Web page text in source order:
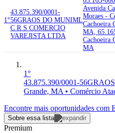
1°
43.875.390/0001-
56GRAOS DO MUNIML
C R S COMERCIO
VAREJISTA LTDA
Avenida
Moraes -
Cachoeira
MA,
Cachoeira
MA
1°
43.875.390/0001-56
Grande, MA • Comércio
Encontre mais oportunidades com
Sobre essa lista
Premium